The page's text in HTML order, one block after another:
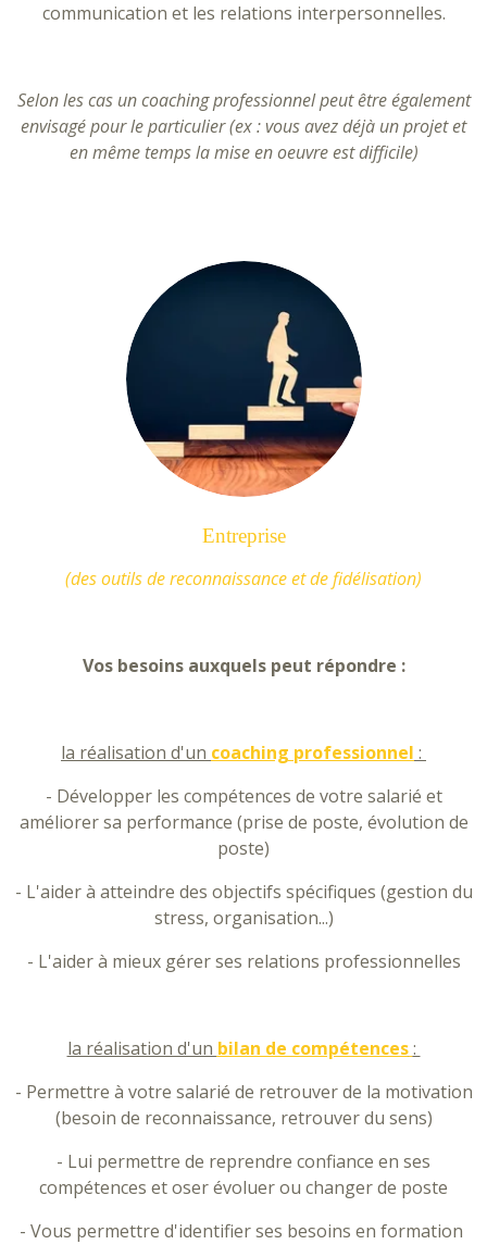
communication et les relations interpersonnelles.
Selon les cas un coaching professionnel peut être également
envisagé pour le particulier (ex : vous avez déjà un projet et
en même temps la mise en oeuvre est difficile)
Entreprise
(des outils de reconnaissance et de fidélisation)
Vos besoins auxquels peut répondre :
la réalisation d'un coaching professionnel :
- Développer les compétences de votre salarié et
améliorer sa performance (prise de poste, évolution de
poste)
- L'aider à atteindre des objectifs spécifiques (gestion du
stress, organisation...)
- L'aider à mieux gérer ses relations professionnelles
la réalisation d'un bilan de compétences :
- Permettre à votre salarié de retrouver de la motivation
(besoin de reconnaissance, retrouver du sens)
- Lui permettre de reprendre confiance en ses
compétences et oser évoluer ou changer de poste
- Vous permettre d'identifier ses besoins en formation